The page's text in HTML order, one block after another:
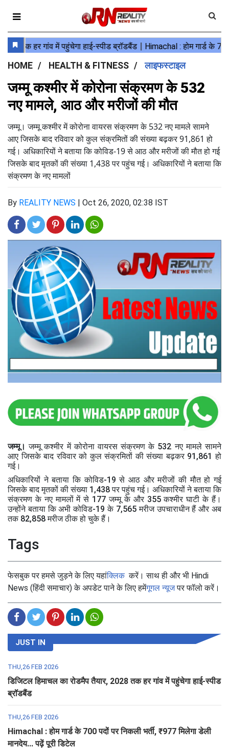
HOME HEALTH & FITNESS लाइफस्टाइल
जम्मू कश्मीर में कोरोना संक्रमण के 532
नए मामले, आठ और मरीजों की मौत
जम्मू। जम्मू कश्मीर में कोरोना वायरस संक्रमण के 532 नए मामले सामने
आए जिसके बाद रविवार को कुल संक्रमितों की संख्या बढ़कर 91,861 हो
गई। अधिकारियों ने बताया कि कोविड-19 से आठ और मरीजों की मौत हो गई
जिसके बाद मृतकों की संख्या 1,438 पर पहुंच गई। अधिकारियों ने बताया कि
संक्रमण के नए मामलों
By REALITY NEWS | Oct 26, 2020, 02:38 IST
जम्मू। जम्मू कश्मीर में कोरोना वायरस संक्रमण के 532 नए मामले सामने
आए जिसके बाद रविवार को कुल संक्रमितों की संख्या बढ़कर 91,861 हो
गई।
अधिकारियों ने बताया कि कोविड-19 से आठ और मरीजों की मौत हो गई
जिसके बाद मृतकों की संख्या 1,438 पर पहुंच गई। अधिकारियों ने बताया कि
संक्रमण के नए मामलों में से 177 जम्मू के और 355 कश्मीर घाटी के हैं।
उन्होंने बताया कि अभी कोविड-19 के 7,565 मरीज उपचाराधीन हैं और अब
तक 82,858 मरीज ठीक हो चुके हैं।
Tags
फेसबुक पर हमसे जुड़ने के लिए यहांक्लिककरें। साथ ही और भी Hindi
News (हिंदी समाचार) के अपडेट पाने के लिए हमेंगूगल न्यूजपर फॉलो करें।
JUST IN
THU,26 FEB 2026
डिजिटल हिमाचल का रोडमैप तैयार, 2028 तक हर गांव में पहुंचेगा हाई-स्पीड
ब्रॉडबैंड
THU,26 FEB 2026
Himachal : होम गार्ड के 700 पदों पर निकली भर्ती, ₹977 मिलेगा डेली
मानदेय... पढ़ें पूरी डिटेल